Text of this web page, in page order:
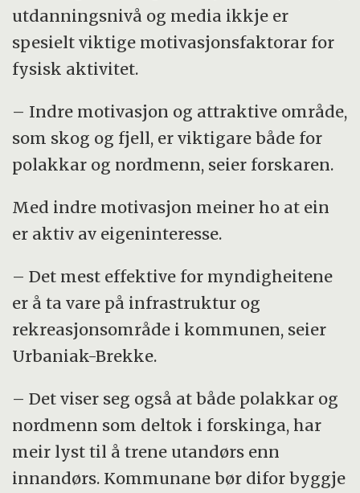
utdanningsnivå og media ikkje er
spesielt viktige motivasjonsfaktorar for
fysisk aktivitet.
– Indre motivasjon og attraktive område,
som skog og fjell, er viktigare både for
polakkar og nordmenn, seier forskaren.
Med indre motivasjon meiner ho at ein
er aktiv av eigeninteresse.
– Det mest effektive for myndigheitene
er å ta vare på infrastruktur og
rekreasjonsområde i kommunen, seier
Urbaniak-Brekke.
– Det viser seg også at både polakkar og
nordmenn som deltok i forskinga, har
meir lyst til å trene utandørs enn
innandørs. Kommunane bør difor byggje